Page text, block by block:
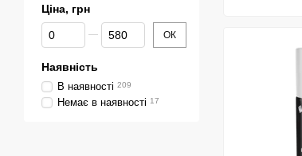
Ціна, грн
Від Ціна, грн
До Ціна, грн ОК
Наявність
В наявності 209
Немає в наявності 17